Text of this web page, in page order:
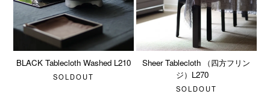
BLACK Tablecloth Washed L210
SOLDOUT
Sheer Tablecloth （四方フリン
ジ）L270
SOLDOUT